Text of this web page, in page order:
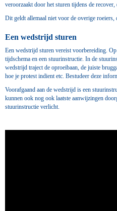
veroorzaakt door het sturen tijdens de recover,
Dit geldt allemaal niet voor de overige roeiers,
Een wedstrijd sturen
Een wedstrijd sturen vereist voorbereiding.
tijdschema en een stuurinstructie. In de
wedstrijd traject de oproeibaan, de juiste
hoe je protest indient etc. Bestudeer deze
Voorafgaand aan de wedstrijd is een
kunnen ook nog ook laatste aanwijzingen
stuurinstructie verlicht.